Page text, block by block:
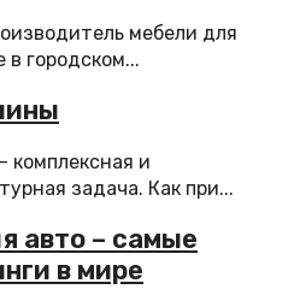
мебели для
в городском...
комплексная и
задача. Как при...
авто – самые
в мире